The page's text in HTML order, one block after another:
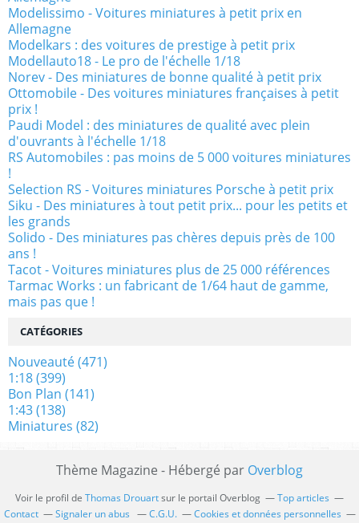
Modelissimo - Voitures miniatures à petit prix en
Allemagne
Modelkars : des voitures de prestige à petit prix
Modellauto18 - Le pro de l'échelle 1/18
Norev - Des miniatures de bonne qualité à petit prix
Ottomobile - Des voitures miniatures françaises à petit
prix !
Paudi Model : des miniatures de qualité avec plein
d'ouvrants à l'échelle 1/18
RS Automobiles : pas moins de 5 000 voitures miniatures
!
Selection RS - Voitures miniatures Porsche à petit prix
Siku - Des miniatures à tout petit prix... pour les petits et
les grands
Solido - Des miniatures pas chères depuis près de 100
ans !
Tacot - Voitures miniatures plus de 25 000 références
Tarmac Works : un fabricant de 1/64 haut de gamme,
mais pas que !
CATÉGORIES
Nouveauté(471)
1:18(399)
Bon Plan (141)
1:43(138)
Miniatures (82)
Thème Magazine - Hébergé par Overblog
Voir le profil de Thomas Drouartsur le portail Overblog
Top articles
Contact
Signaler un abus C.G.U. Cookies et données personnelles